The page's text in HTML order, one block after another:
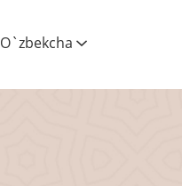
O`zbekcha